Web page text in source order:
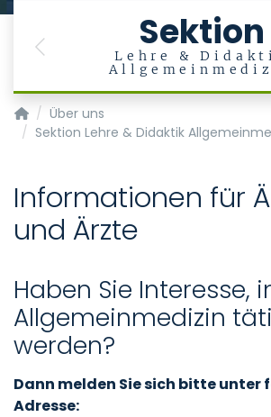
Sektion
Lehre &
Previous
Institut für Digitale Allgemeinmedizin
Über uns
Sektion Lehre & Didaktik
Informationen für
und Ärzte
Haben Sie Interesse,
Allgemeinmedizin
werden?
Dann melden Sie sich bitte unter
Adresse: